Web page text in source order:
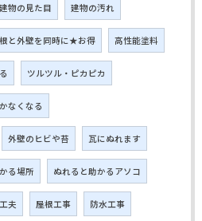
建物の見た目 建物の汚れ
と外壁を同時に★お得 高性能塗料
ツルツル・ピカピカ
なくなる
外壁のヒビや苔 瓦にぬれます
る場所 ぬれると助かるアソコ
夫 屋根工事 防水工事